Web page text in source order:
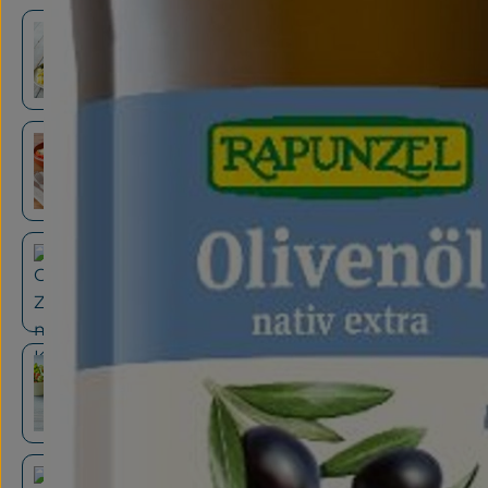
Gefüllte Paprika mit Spinat-Feta-Reis
Geschmorter Zitronenfenchel mit
Gnocchi-Thunfisch-Auflauf mit Salat